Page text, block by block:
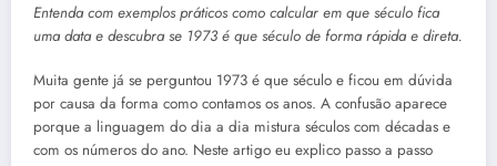
Entenda com exemplos práticos como calcular em que século fica
uma data e descubra se 1973 é que século de forma rápida e direta.
Muita gente já se perguntou 1973 é que século e ficou em dúvida
por causa da forma como contamos os anos. A confusão aparece
porque a linguagem do dia a dia mistura séculos com décadas e
com os números do ano. Neste artigo eu explico passo a passo